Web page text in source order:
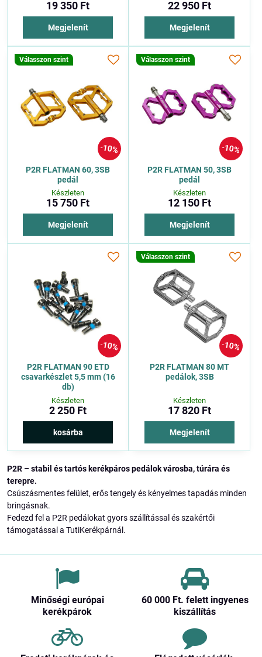
19 350 Ft
Megjelenít
22 950 Ft
Megjelenít
10%
Válasszon szint
P2R FLATMAN 60, 3SB
pedál
Készleten
15 750 Ft
Megjelenít
10%
Válasszon szint
P2R FLATMAN 50, 3SB
pedál
Készleten
12 150 Ft
Megjelenít
10%
P2R FLATMAN 90 ETD
csavarkészlet 5,5 mm (16
db)
Készleten
2 250 Ft
kosárba
10%
Válasszon szint
P2R FLATMAN 80 MT
pedálok, 3SB
Készleten
17 820 Ft
Megjelenít
P2R – stabil és tartós kerékpáros pedálok városba, túrára és
terepre.
Csúszásmentes felület, erős tengely és kényelmes tapadás minden
bringásnak.
Fedezd fel a P2R pedálokat gyors szállítással és szakértői
támogatással a TutiKerékpárnál.
Minőségi európai
kerékpárok
60 000 Ft​. felett ingyenes
kiszállítás